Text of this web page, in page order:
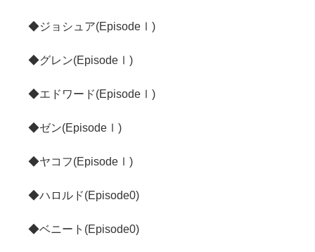
◆ジョシュア(EpisodeⅠ)
◆グレン(EpisodeⅠ)
◆エドワード(EpisodeⅠ)
◆ゼン(EpisodeⅠ)
◆ヤコフ(EpisodeⅠ)
◆ハロルド(Episode0)
◆ベニート(Episode0)